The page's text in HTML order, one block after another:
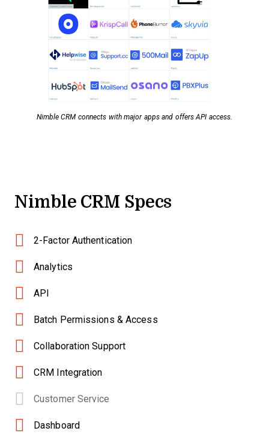
Nimble CRM connects with major apps and offers API access.
Nimble CRM Specs
2-Factor Authentication
Analytics
API
Batch Permissions & Access
Collaboration Support
CRM Integration
Customer Service
Dashboard